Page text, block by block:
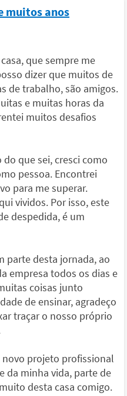
muitos anos
que sempre me
dizer que muitos de
de trabalho, são amigos.
e muitas horas da
muitos desafios
que sei, cresci como
pessoa. Encontrei
para me superar.
vividos. Por isso, este
despedida, é um
parte desta jornada, ao
empresa todos os dias e
coisas junto
de ensinar, agradeço
traçar o nosso próprio
projeto profissional
da minha vida, parte de
desta casa comigo.